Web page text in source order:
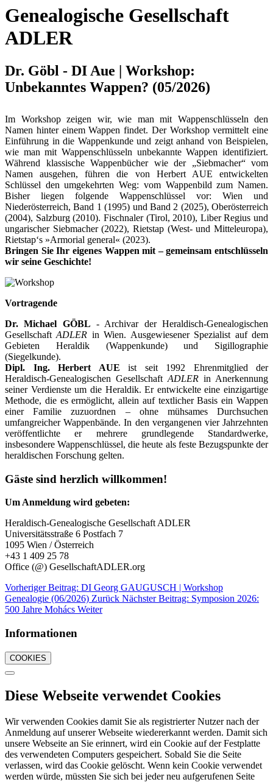
Genealogische Gesellschaft
ADLER
Dr. Göbl - DI Aue | Workshop:
Unbekanntes Wappen? (05/2026)
Im Workshop zeigen wir, wie man mit Wappenschlüsseln den
Namen hinter einem Wappen findet. Der Workshop vermittelt eine
Einführung in die Wappenkunde und zeigt anhand von Beispielen,
wie man mit Wappenschlüsseln unbekannte Wappen identifiziert.
Während klassische Wappenbücher wie der „Siebmacher“ vom
Namen ausgehen, führen die von Herbert AUE entwickelten
Schlüssel den umgekehrten Weg: vom Wappenbild zum Namen.
Bisher liegen folgende Wappenschlüssel vor: Wien und
Niederösterreich, Band 1 (1995) und Band 2 (2025), Oberösterreich
(2004), Salzburg (2010). Fischnaler (Tirol, 2010), Liber Regius und
ungarischer Siebmacher (2022), Rietstap (West- und Mitteleuropa),
Rietstap‘s »Armorial general« (2023).
Bringen Sie Ihr eigenes Wappen mit – gemeinsam entschlüsseln
wir seine Geschichte!
Vortragende
Dr. Michael GÖBL - Archivar der Heraldisch-Genealogischen
GesellschaftADLER in Wien. Ausgewiesener Spezialist auf dem
Gebieten Heraldik (Wappenkunde) und Sigillographie
(Siegelkunde).
Dipl. Ing. Herbert AUE ist seit 1992 Ehrenmitglied der
Heraldisch-Genealogischen Gesellschaft ADLER in Anerkennung
seiner Verdienste um die Heraldik. Er entwickelte eine einzigartige
Methode, die es ermöglicht, allein auf textlicher Basis ein Wappen
einer Familie zuzuordnen – ohne mühsames Durchsuchen
umfangreicher Wappen­bände. In den vergangenen vier Jahrzehnten
veröffentlichte er mehrere grundlegende Standardwerke,
insbesondere Wappenschlüssel, die heute als feste Bezugspunkte der
heraldischen Forschung gelten.
Gäste sind herzlich willkommen!
Um Anmeldung wird gebeten:
Heraldisch-Genealogische Gesellschaft ADLER
Universitätsstraße 6 Postfach 7
1095 Wien / Österreich
+43 1 409 25 78
Office (@) GesellschaftADLER.org
Vorheriger Beitrag: DI Georg GAUGUSCH | Workshop
Genealogie (06/2026) Zurück Nächster Beitrag: Symposion 2026:
500 Jahre Mohács Weiter
Informationen
COOKIES
Diese Webseite verwendet Cookies
Wir verwenden Cookies damit Sie als registrierter Nutzer nach der
Anmeldung auf unserer Webseite wiedererkannt werden. Damit sich
unsere Webseite an Sie erinnert, wird ein Cookie auf der Festplatte
des verwendeten Computers gespeichert. Sobald Sie die Seite
verlassen, wird das Cookie gelöscht. Wenn kein Cookie verwendet
werden würde, müssten Sie sich bei jeder neu aufgerufenen Seite